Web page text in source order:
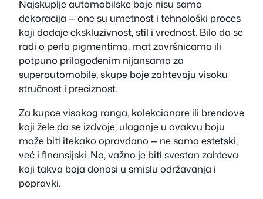
Najskuplje automobilske boje nisu samo
dekoracija — one su umetnost i tehnološki proces
koji dodaje ekskluzivnost, stil i vrednost. Bilo da se
radi o perla pigmentima, mat završnicama ili
potpuno prilagođenim nijansama za
superautomobile, skupe boje zahtevaju visoku
stručnost i preciznost.
Za kupce visokog ranga, kolekcionare ili brendove
koji žele da se izdvoje, ulaganje u ovakvu boju
može biti itekako opravdano — ne samo estetski,
već i finansijski. No, važno je biti svestan zahteva
koji takva boja donosi u smislu održavanja i
popravki.